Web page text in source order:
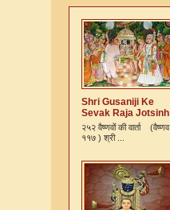
Shri Gusaniji Ke
Sevak Raja Jotsinh
Ki Varta
२५२ वैष्णवों की वार्ता (वैष्णव
११७ ) श्री ...